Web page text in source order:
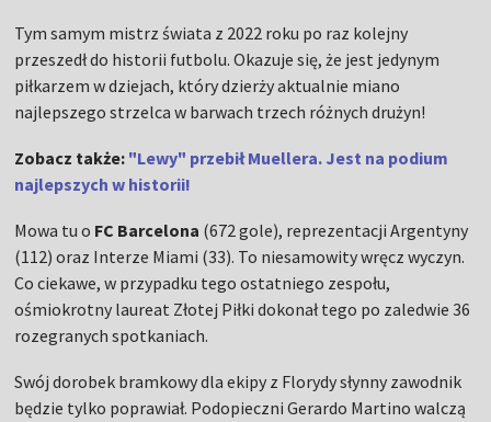
Tym samym mistrz świata z 2022 roku po raz kolejny
przeszedł do historii futbolu. Okazuje się, że jest jedynym
piłkarzem w dziejach, który dzierży aktualnie miano
najlepszego strzelca w barwach trzech różnych drużyn!
Zobacz także: "Lewy" przebił Muellera. Jest na podium
najlepszych w historii!
Mowa tu o FC Barcelona (672 gole), reprezentacji Argentyny
(112) oraz Interze Miami (33). To niesamowity wręcz wyczyn.
Co ciekawe, w przypadku tego ostatniego zespołu,
ośmiokrotny laureat Złotej Piłki dokonał tego po zaledwie 36
rozegranych spotkaniach.
Swój dorobek bramkowy dla ekipy z Florydy słynny zawodnik
będzie tylko poprawiał. Podopieczni Gerardo Martino walczą